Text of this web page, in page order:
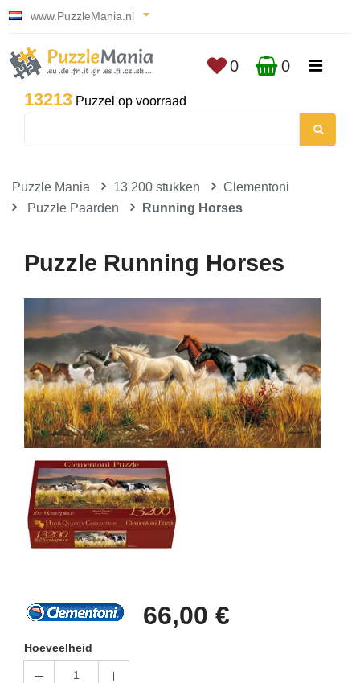
www.PuzzleMania.nl
13213 Puzzel op voorraad
0 0
Puzzle Mania 13 200 stukken
Clementoni
Puzzle Paarden
Running Horses
Puzzle Running Horses
66,00 €
Hoeveelheid
1